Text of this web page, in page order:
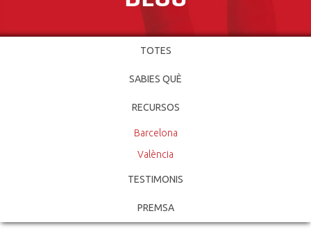
TOTES
SABIES QUÈ
RECURSOS
Barcelona
València
TESTIMONIS
PREMSA